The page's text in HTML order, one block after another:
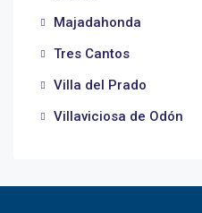
Majadahonda
Tres Cantos
Villa del Prado
Villaviciosa de Odón